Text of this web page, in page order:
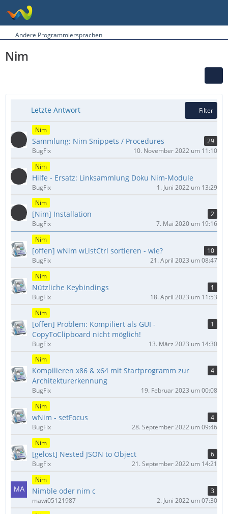
Andere Programmiersprachen
Nim
Letzte Antwort Filter
Nim
​Sammlung: Nim Snippets / Procedures
29
BugFix
10. November 2022 um 11:10
Nim
Hilfe - Ersatz: Linksammlung Doku Nim-Module
BugFix
1. Juni 2022 um 13:29
Nim
[Nim] Installation
2
BugFix
7. Mai 2020 um 19:16
Nim
[offen] wNim wListCtrl sortieren - wie?
10
BugFix
21. April 2023 um 08:47
Nim
Nützliche Keybindings
1
BugFix
18. April 2023 um 11:53
Nim
[offen] Problem: Kompiliert als GUI -
CopyToClipboard nicht möglich!
1
BugFix
13. März 2023 um 14:30
Nim
Kompilieren x86 & x64 mit Startprogramm zur
Architekturerkennung
4
BugFix
19. Februar 2023 um 00:08
Nim
wNim - setFocus
4
BugFix
28. September 2022 um 09:46
Nim
[gelöst] Nested JSON to Object
6
BugFix
21. September 2022 um 14:21
Nim
Nimble oder nim c
3
mawi05121987
2. Juni 2022 um 07:30